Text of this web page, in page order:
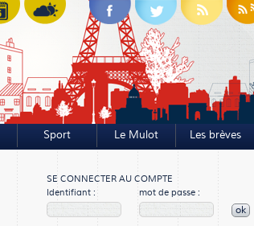
Sport Le Mulot Les brèves
SE CONNECTER AU COMPTE
Identifiant :
mot de passe :
ok